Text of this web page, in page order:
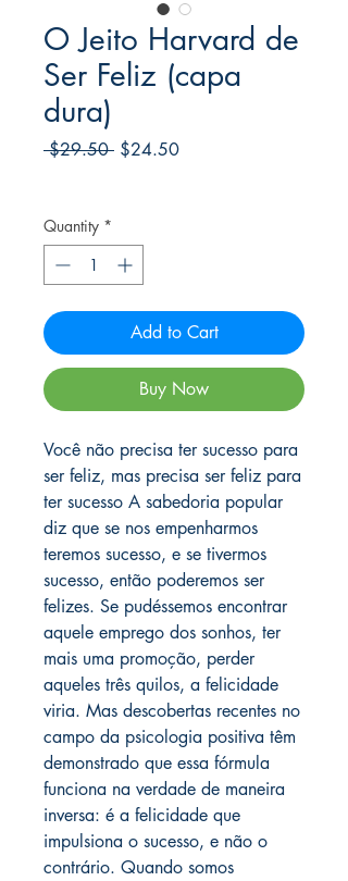
O Jeito Harvard de
Ser Feliz (capa
dura)
$29.50 Regular
$24.50Sale
Quantity *
Add to Cart
Buy Now
Você não precisa ter sucesso para
ser feliz, mas precisa ser feliz para
ter sucesso A sabedoria popular
diz que se nos empenharmos
teremos sucesso, e se tivermos
sucesso, então poderemos ser
felizes. Se pudéssemos encontrar
aquele emprego dos sonhos, ter
mais uma promoção, perder
aqueles três quilos, a felicidade
viria. Mas descobertas recentes no
campo da psicologia positiva têm
demonstrado que essa fórmula
funciona na verdade de maneira
inversa: é a felicidade que
impulsiona o sucesso, e não o
contrário. Quando somos